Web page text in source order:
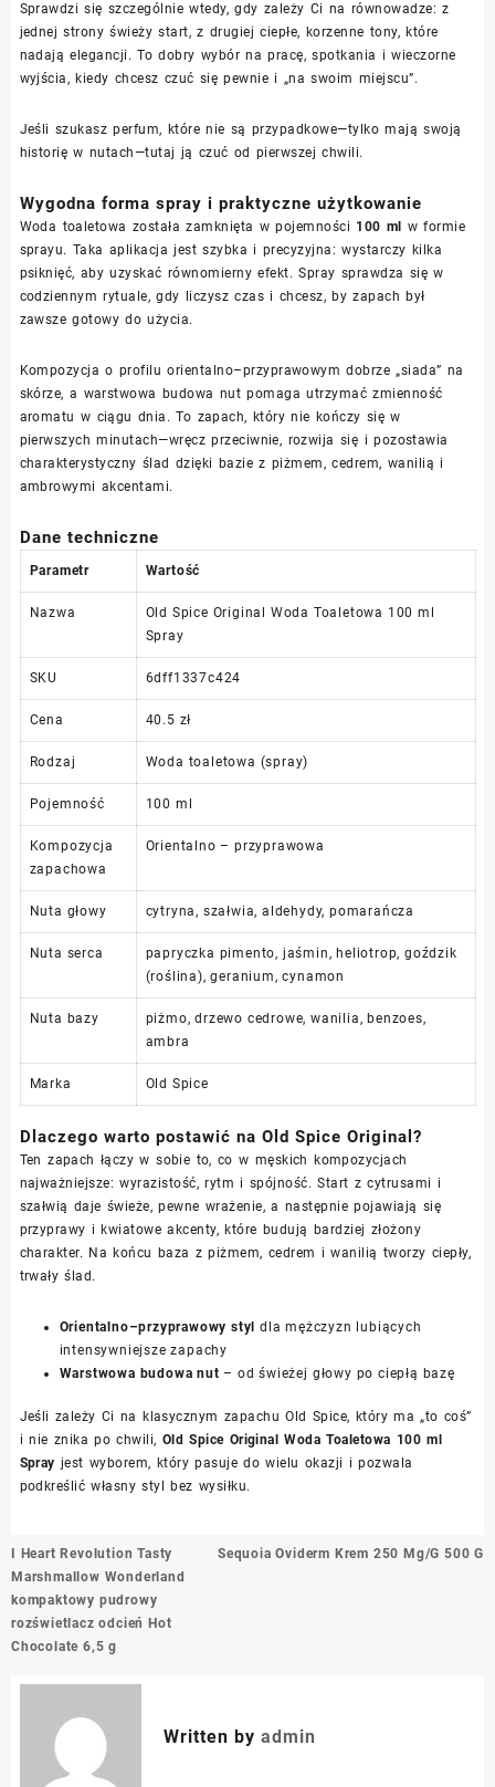
Sprawdzi się szczególnie wtedy, gdy zależy Ci na równowadze: z
jednej strony świeży start, z drugiej ciepłe, korzenne tony, które
nadają elegancji. To dobry wybór na pracę, spotkania i wieczorne
wyjścia, kiedy chcesz czuć się pewnie i „na swoim miejscu”.
Jeśli szukasz perfum, które nie są przypadkowe—tylko mają swoją
historię w nutach—tutaj ją czuć od pierwszej chwili.
Wygodna forma spray i praktyczne użytkowanie
Woda toaletowa została zamknięta w pojemności 100 ml
w formie
sprayu. Taka aplikacja jest szybka i precyzyjna: wystarczy kilka
psiknięć, aby uzyskać równomierny efekt. Spray sprawdza się w
codziennym rytuale, gdy liczysz czas i chcesz, by zapach był
zawsze gotowy do użycia.
Kompozycja o profilu orientalno–przyprawowym dobrze „siada” na
skórze, a warstwowa budowa nut pomaga utrzymać zmienność
aromatu w ciągu dnia. To zapach, który nie kończy się w
pierwszych minutach—wręcz przeciwnie, rozwija się i pozostawia
charakterystyczny ślad dzięki bazie z piżmem, cedrem, wanilią i
ambrowymi akcentami.
Dane techniczne
Parametr Wartość
Nazwa
Old Spice Original Woda Toaletowa 100 ml
Spray
SKU 6dff1337c424
Cena 40.5 zł
Rodzaj Woda toaletowa (spray)
Pojemność 100 ml
Kompozycja
zapachowa
Orientalno – przyprawowa
Nuta głowy cytryna, szałwia, aldehydy, pomarańcza
Nuta serca
papryczka pimento, jaśmin, heliotrop, goździk
(roślina), geranium, cynamon
Nuta bazy
piżmo, drzewo cedrowe, wanilia, benzoes,
ambra
Marka Old Spice
Dlaczego warto postawić na Old Spice Original?
Ten zapach łączy w sobie to, co w męskich kompozycjach
najważniejsze: wyrazistość, rytm i spójność. Start z cytrusami i
szałwią daje świeże, pewne wrażenie, a następnie pojawiają się
przyprawy i kwiatowe akcenty, które budują bardziej złożony
charakter. Na końcu baza z piżmem, cedrem i wanilią tworzy ciepły,
trwały ślad.
Orientalno–przyprawowy styl dla mężczyzn lubiących
intensywniejsze zapachy
Warstwowa budowa nut – od świeżej głowy po ciepłą bazę
Jeśli zależy Ci na klasycznym zapachu Old Spice, który ma „to coś”
i nie znika po chwili, Old Spice Original Woda Toaletowa 100 ml
Spray jest wyborem, który pasuje do wielu okazji i pozwala
podkreślić własny styl bez wysiłku.
Nawigacja
wpisu
I Heart Revolution Tasty
Marshmallow Wonderland
kompaktowy pudrowy
rozświetlacz odcień Hot
Chocolate 6,5 g
Sequoia Oviderm Krem 250 Mg/G 500 G
Written by admin